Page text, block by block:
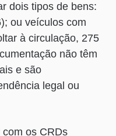
dois tipos de bens:
ou veículos com
à circulação, 275
não têm
e são
legal ou
os CRDs